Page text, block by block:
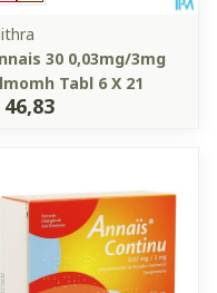
30 0,03mg/3mg
Tabl 6 X 21